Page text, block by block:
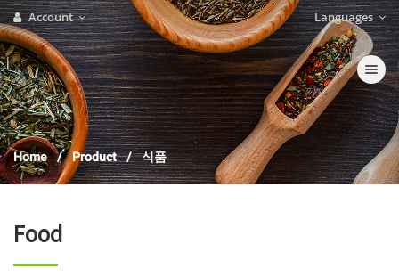
Account Languages
Toggle
Home Product 식품
Food